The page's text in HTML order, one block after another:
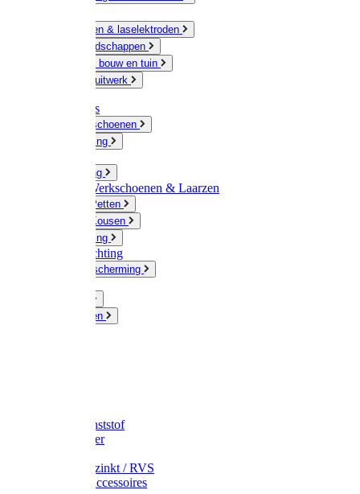
Slijpschijven & laselektroden
Handgereedschappen
IJzerwaren bouw en tuin
Hang en sluitwerk
Disposables
Werkhandschoenen
Regenkleding
Werkkleding
Wandel-/ Werkschoenen & Laarzen
Hoeden / Petten
Sokken / Kousen
Winterkleding
Winkelinrichting
Gelaatsbescherming
Knaagdieren
Emmer kunststof
Schepemmer
Emmer verzinkt / RVS
Regenton accessoires